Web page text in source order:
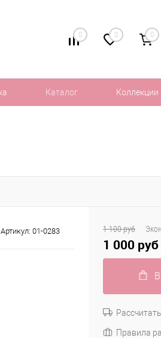
0 0 0
Каталог Коллекции
Артикул: 01-0283 1 100 руб
1 000 руб
Правила